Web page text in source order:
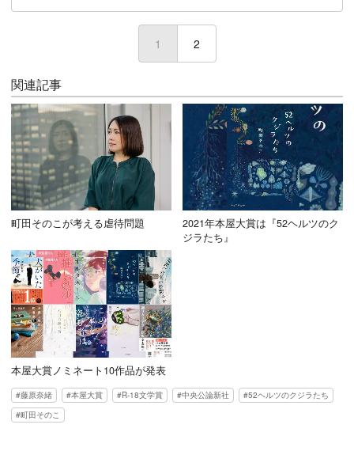
1 (current)
2
関連記事
町田そのこが考える虐待問題
2021年本屋大賞は『52ヘルツのク
ジラたち』
本屋大賞ノミネート10作品が発表
藤原奈緒 本屋大賞 R-18文学賞 中央公論新社
52ヘルツのクジラたち
町田そのこ